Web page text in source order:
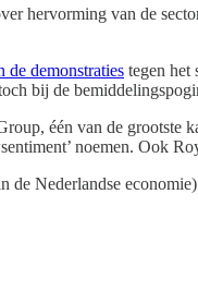
hervorming van de
de demonstraties tegen het
bij de
één van de
noemen. Ook
Nederlandse